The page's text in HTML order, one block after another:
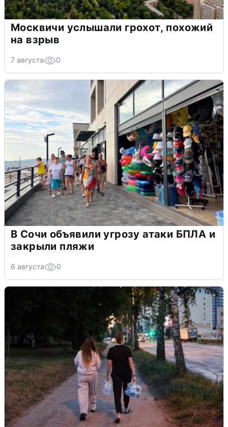
Москвичи услышали грохот, похожий
на взрыв
7 августа 0
В Сочи объявили угрозу атаки БПЛА и
закрыли пляжи
6 августа 0